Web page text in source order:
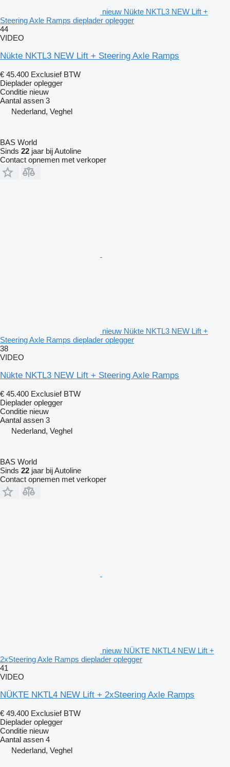
nieuw Nükte NKTL3 NEW Lift +
Steering Axle Ramps dieplader oplegger
44
VIDEO
Nükte NKTL3 NEW Lift + Steering Axle Ramps
€ 45.400 Exclusief BTW
Dieplader oplegger
Conditie nieuw
Aantal assen 3
Nederland, Veghel
BAS World
Sinds 22 jaar bij Autoline
Contact opnemen met verkoper
nieuw Nükte NKTL3 NEW Lift +
Steering Axle Ramps dieplader oplegger
38
VIDEO
Nükte NKTL3 NEW Lift + Steering Axle Ramps
€ 45.400 Exclusief BTW
Dieplader oplegger
Conditie nieuw
Aantal assen 3
Nederland, Veghel
BAS World
Sinds 22 jaar bij Autoline
Contact opnemen met verkoper
nieuw NÜKTE NKTL4 NEW Lift +
2xSteering Axle Ramps dieplader oplegger
41
VIDEO
NÜKTE NKTL4 NEW Lift + 2xSteering Axle Ramps
€ 49.400 Exclusief BTW
Dieplader oplegger
Conditie nieuw
Aantal assen 4
Nederland, Veghel